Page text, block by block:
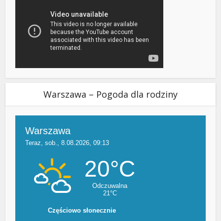
Warszawa – Pogoda dla rodziny